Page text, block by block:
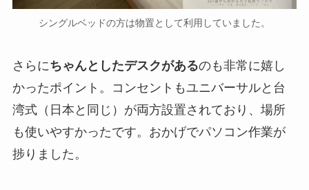
シングルベッドの方は物置として利用していました。
さらにちゃんとしたデスクがあるのも非常に嬉し
かったポイント。コンセントもユニバーサルと台
湾式（日本と同じ）が両方設置されており、場所
も使いやすかったです。おかげでパソコン作業が
捗りました。